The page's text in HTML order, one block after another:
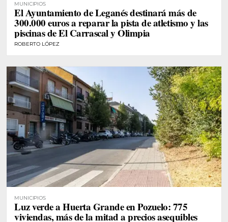
MUNICIPIOS
El Ayuntamiento de Leganés destinará más de
300.000 euros a reparar la pista de atletismo y las
piscinas de El Carrascal y Olimpia
ROBERTO LÓPEZ
MUNICIPIOS
Luz verde a Huerta Grande en Pozuelo: 775
viviendas, más de la mitad a precios asequibles